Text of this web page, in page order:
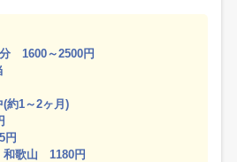
1600～2500円
約1～2ヶ月)
円
和歌山 1180円